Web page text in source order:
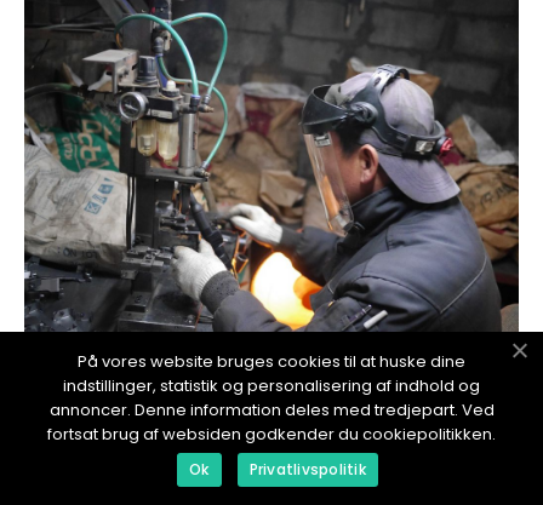
inspiration
01. July 2026
Wps i svejseteknologi: sådan skaber du sikre
og ensartede svejsninger
På vores website bruges cookies til at huske dine
indstillinger, statistik og personalisering af indhold og
annoncer. Denne information deles med tredjepart. Ved
fortsat brug af websiden godkender du cookiepolitikken.
Ok Privatlivspolitik